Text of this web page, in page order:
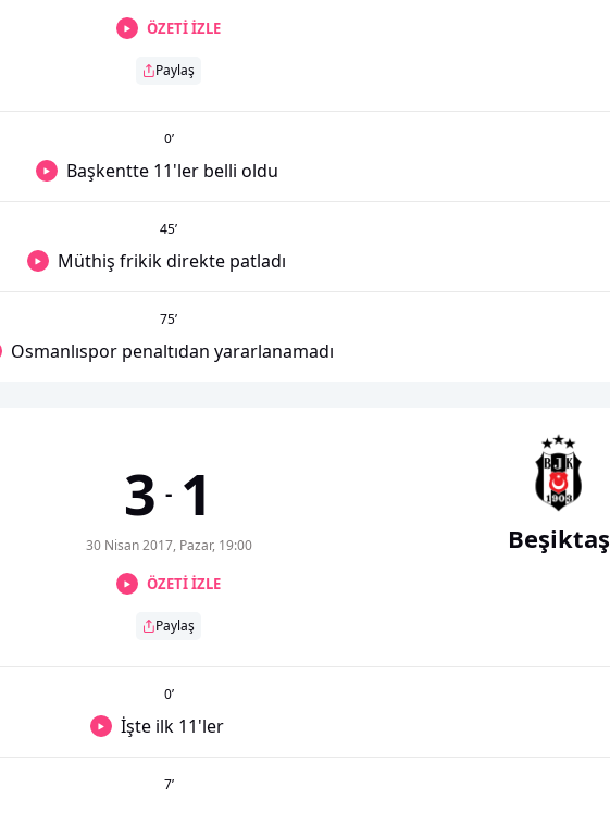
ÖZETİ İZLE
Paylaş
0’
Başkentte 11'ler belli oldu
45’
Müthiş frikik direkte patladı
75’
Osmanlıspor penaltıdan yararlanamadı
3 - 1
30 Nisan 2017, Pazar, 19:00
ÖZETİ İZLE
Paylaş
Beşiktaş
0’
İşte ilk 11'ler
7’